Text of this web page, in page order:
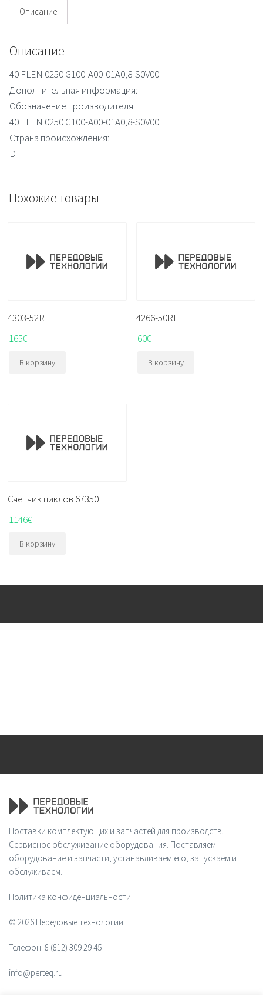
Описание
Описание
40 FLEN 0250 G100-A00-01A0,8-S0V00
Дополнительная информация:
Обозначение производителя:
40 FLEN 0250 G100-A00-01A0,8-S0V00
Страна происхождения:
D
Похожие товары
4303-52R
165€
В корзину
4266-50RF
60€
В корзину
Счетчик циклов 67350
1146€
В корзину
Поставки комплектующих и запчастей для производств.
Сервисное обслуживание оборудования. Поставляем
оборудование и запчасти, устанавливаем его, запускаем и
обслуживаем.
Политика конфиденциальности
© 2026 Передовые технологии
Телефон: 8 (812) 309 29 45
info@perteq.ru
ООО "Передовые Технологии"